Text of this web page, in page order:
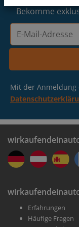
Lass
Buche einen
Wir kaufen
Seite.
Göttingen
Kassel-
Bekomme
Mit der
Erfahrungen
Häufige Fragen